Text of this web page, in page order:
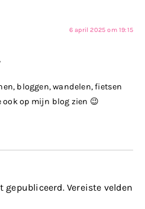
6 april 2025 om 19:15
bloggen, wandelen, fietsen
op mijn blog zien 😉
gepubliceerd. Vereiste velden